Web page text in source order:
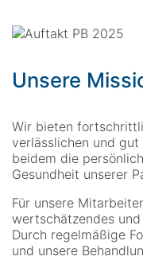
Unsere
Wir bieten
verlässlichen und
beidem die
Gesundheit unserer
Für unsere
wertschätzendes
Durch regelmäßige
und unsere